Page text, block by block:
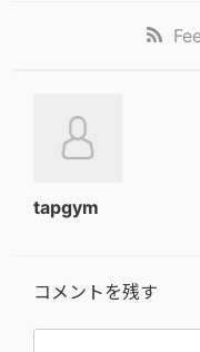
tapgym
コメントを残す